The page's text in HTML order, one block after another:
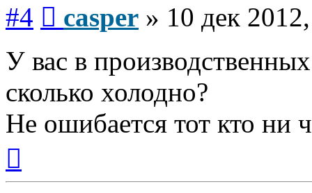
#4 casper » 10 дек
У вас в
сколько холодно?
Не ошибается тот кто ни
началу